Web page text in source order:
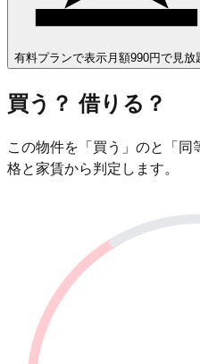
有料プランで表示 月額990円で見放
買う？ 借りる？
この物件を「買う」のと「
格と家賃から判定します。